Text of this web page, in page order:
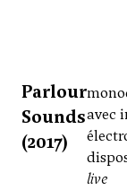
Parlour
Sounds
(2017)
avec
live